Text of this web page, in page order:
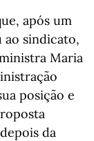
após um
sindicato,
Maria
posição e
da